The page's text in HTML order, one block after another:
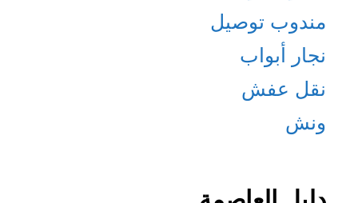
مندوب توصيل
نجار أبواب
نقل عفش
ونش